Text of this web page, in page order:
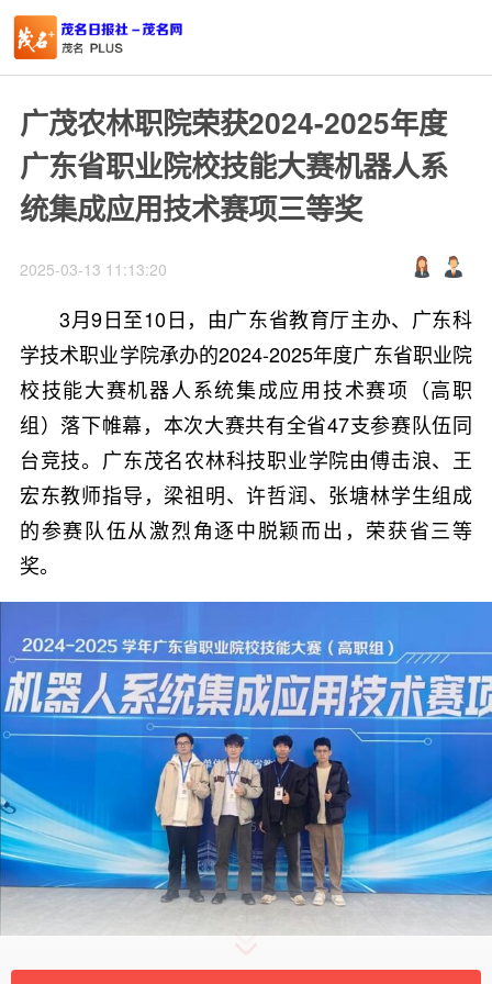
广茂农林职院荣获2024-2025年度
广东省职业院校技能大赛机器人系
统集成应用技术赛项三等奖
2025-03-13 11:13:20
3月9日至10日，由广东省教育厅主办、广东科
学技术职业学院承办的2024-2025年度广东省职业院
校技能大赛机器人系统集成应用技术赛项（高职
组）落下帷幕，本次大赛共有全省47支参赛队伍同
台竞技。广东茂名农林科技职业学院由傅击浪、王
宏东教师指导，梁祖明、许哲润、张塘林学生组成
的参赛队伍从激烈角逐中脱颖而出，荣获省三等
奖。
机器人系统集成应用技术赛项主要考察选手的